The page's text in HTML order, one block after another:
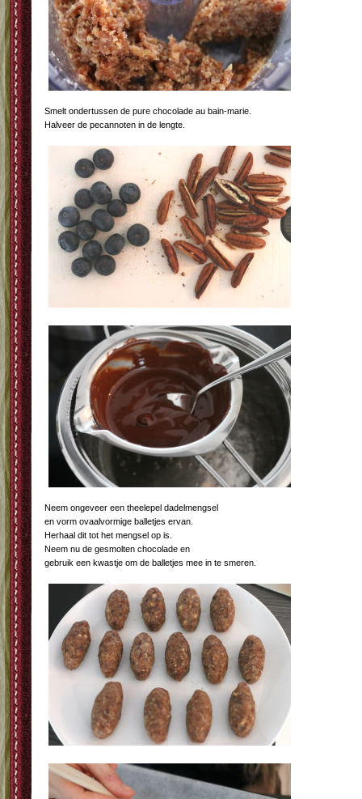
Smelt ondertussen de pure chocolade au bain-marie.
Halveer de pecannoten in de lengte.
Neem ongeveer een theelepel dadelmengsel
en vorm ovaalvormige balletjes ervan.
Herhaal dit tot het mengsel op is.
Neem nu de gesmolten chocolade en
gebruik een kwastje om de balletjes mee in te smeren.